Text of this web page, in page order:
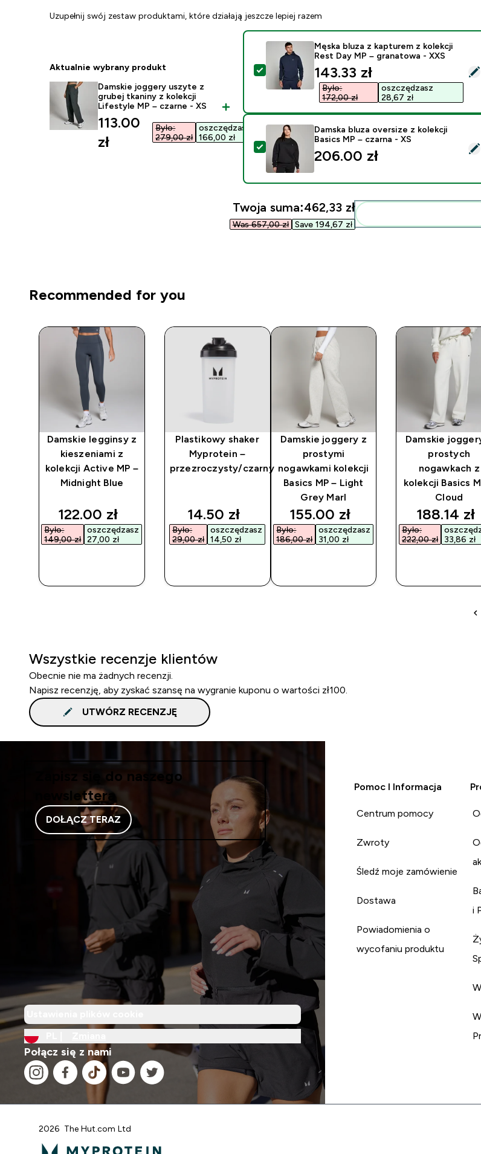
Uzupełnij swój zestaw produktami, które działają jeszcze lepiej razem
Aktualnie wybrany produkt
Damskie joggery uszyte z
grubej tkaniny z kolekcji
Lifestyle MP – czarne - XS
discounted price
113.00
zł‎
Było:
279,00 zł‎
oszczędzasz
166,00 zł‎
Wybierz ten produkt - Męska bluza z kapturem z
Męska bluza z kapturem z kolekcji
Rest Day MP – granatowa - XXS
discounted price
143.33 zł‎
Było:
172,00 zł‎
oszczędzasz
28,67 zł‎
Wybierz ten produkt - Damska bluza oversize z
Damska bluza oversize z kolekcji
Basics MP – czarna - XS
206.00 zł‎
Twoja suma:462,33 zł‎
Was 657,00 zł‎ Save 194,67 zł‎
Recommended for you
Damskie legginsy z
kieszeniami z
kolekcji Active MP –
Midnight Blue
discounted price
122.00 zł‎
Było:
149,00 zł‎
oszczędzasz
27,00 zł‎
Plastikowy shaker
Myprotein –
przezroczysty/czarny
discounted price
14.50 zł‎
Było:
29,00 zł‎
oszczędzasz
14,50 zł‎
Damskie joggery z
prostymi
nogawkami kolekcji
Basics MP – Light
Grey Marl
discounted price
155.00 zł‎
Było:
186,00 zł‎
oszczędzasz
31,00 zł‎
Damskie
prostych
nogawkach z
kolekcji Basics
Cloud
188.14 zł‎
Było:
222,00 zł‎
33,86 zł‎
Wszystkie recenzje klientów
Obecnie nie ma żadnych recenzji.
Napisz recenzję, aby zyskać szansę na wygranie kuponu o wartości zł100.
UTWÓRZ RECENZJĘ
Zapisz się do naszego
newslettera
DOŁĄCZ TERAZ
Połącz się z nami
Pomoc I Informacja
Centrum pomocy
Zwroty
Śledź moje zamówienie
Dostawa
Powiadomienia o
wycofaniu produktu
i
2026 The Hut.com Ltd